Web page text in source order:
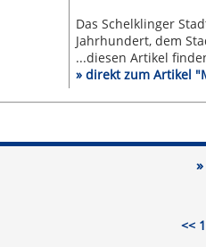
Das Schelklinger
Jahrhundert, dem
...diesen Artikel
» direkt zum Artikel
<< 1